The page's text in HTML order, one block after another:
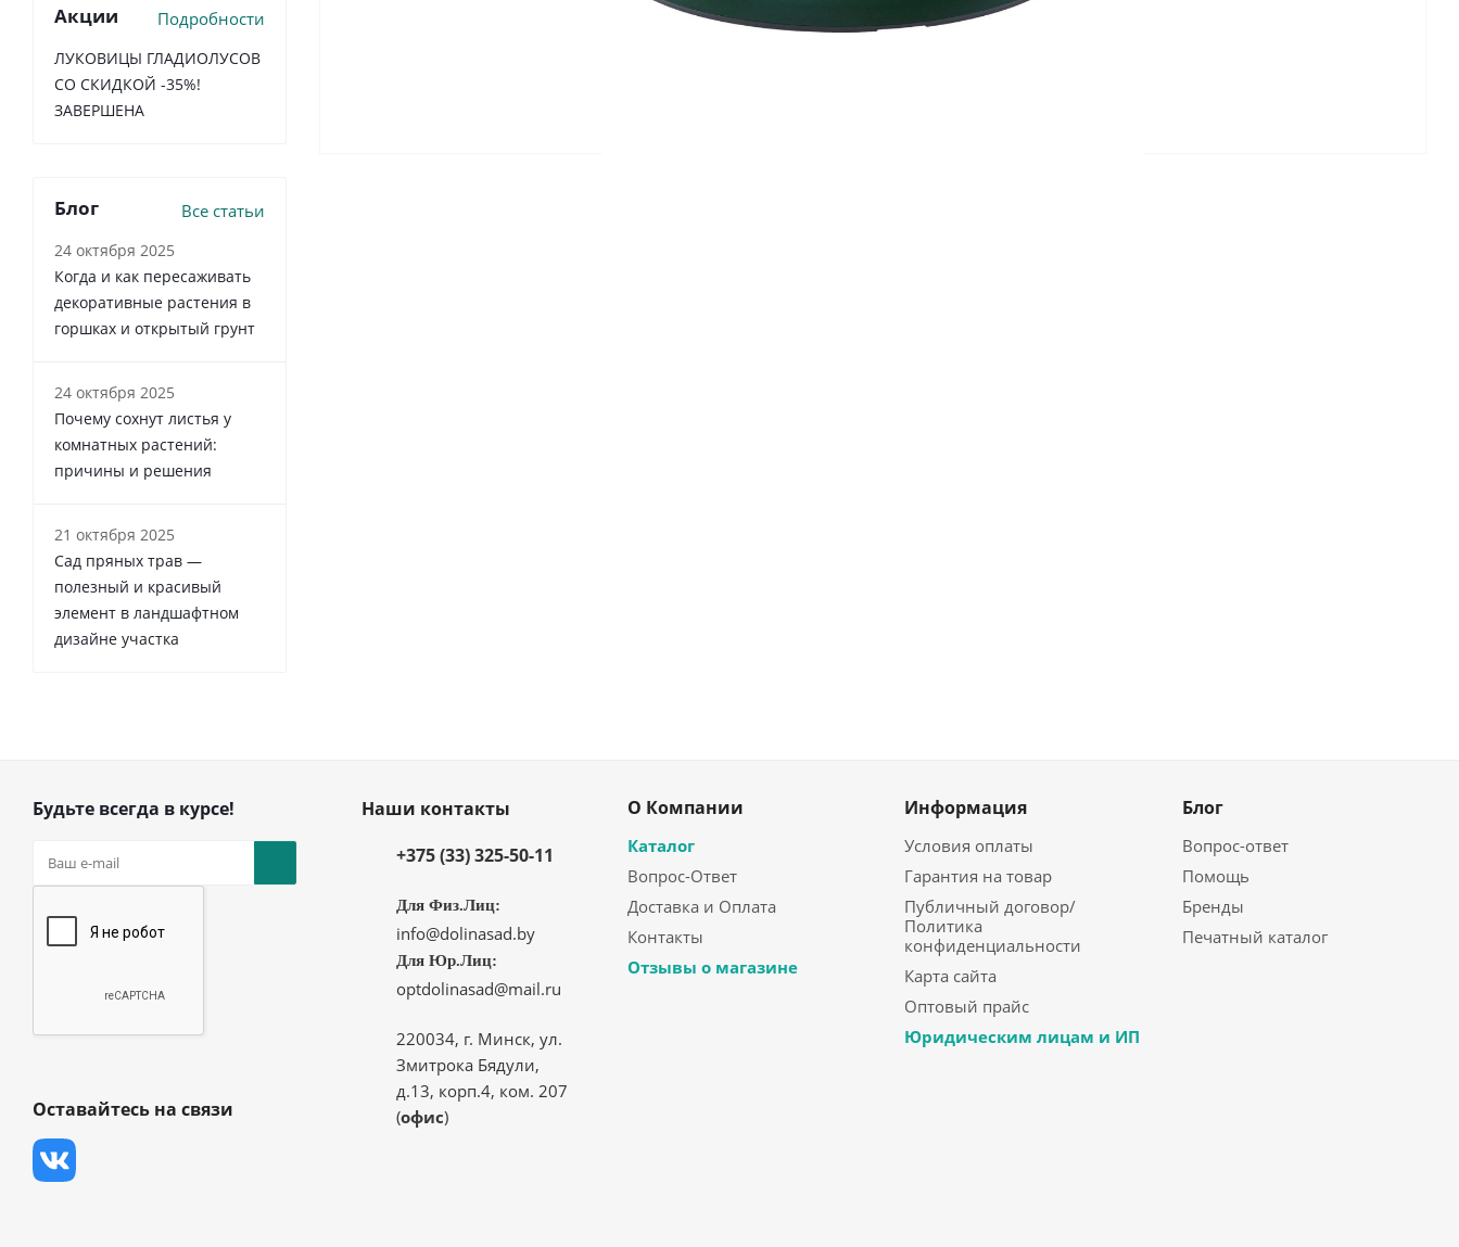
Акции Подробности
ЛУКОВИЦЫ ГЛАДИОЛУСОВ
СО СКИДКОЙ -35%!
ЗАВЕРШЕНА
Блог Все статьи
24 октября 2025
Когда и как пересаживать
декоративные растения в
горшках и открытый грунт
24 октября 2025
Почему сохнут листья у
комнатных растений:
причины и решения
21 октября 2025
Сад пряных трав —
полезный и красивый
элемент в ландшафтном
дизайне участка
Будьте всегда в курсе!
Оставайтесь на связи
Наши контакты
+375 (33) 325-50-11
Для Физ.Лиц:
info@dolinasad.by
Для Юр.Лиц:
optdolinasad@mail.ru
220034, г. Минск, ул.
Змитрока Бядули,
д.13, корп.4, ком. 207
(офис)
О Компании
Каталог
Вопрос-Ответ
Доставка и Оплата
Контакты
Отзывы о магазине
Информация
Условия оплаты
Гарантия на товар
Публичный договор/
Политика
конфиденциальности
Карта сайта
Оптовый прайс
Юридическим лицам и ИП
Блог
Вопрос-ответ
Помощь
Бренды
Печатный каталог